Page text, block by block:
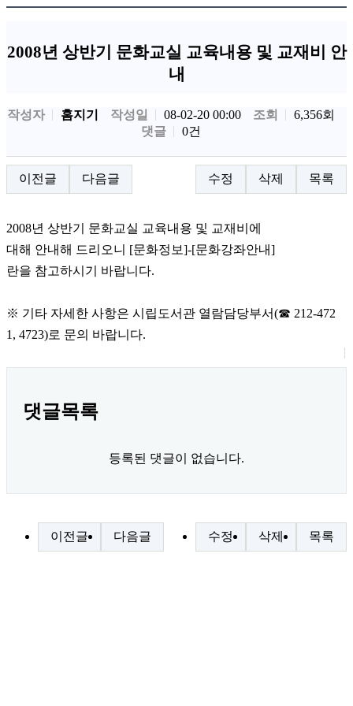
2008년 상반기 문화교실 교육내용 및 교재비 안
내
작성자 홈지기 작성일 08-02-20 00:00 조회
6,356회
댓글
0건
이전글 다음글 수정 삭제 목록
2008년 상반기 문화교실 교육내용 및 교재비에
대해 안내해 드리오니 [문화정보]-[문화강좌안내]
란을 참고하시기 바랍니다.
※ 기타 자세한 사항은 시립도서관 열람담당부서(☎ 212-472
1, 4723)로 문의 바랍니다.
댓글목록
등록된 댓글이 없습니다.
이전글 다음글 수정 삭제 목록